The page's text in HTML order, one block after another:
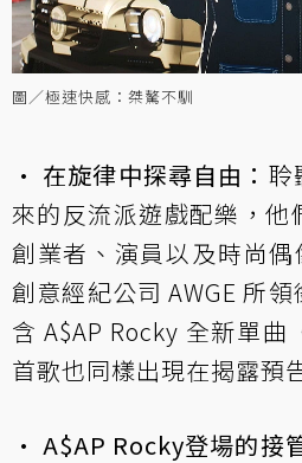
圖／極速快感：桀驁不馴
• 在旋律中探尋自由： 聆
來的反流派遊戲配樂，他
創業者、演員以及時尚偶
創意經紀公司 AWGE 所
含 A$AP Rocky 全新單
首歌也同樣出現在揭露預
• A$AP Rocky登場的接